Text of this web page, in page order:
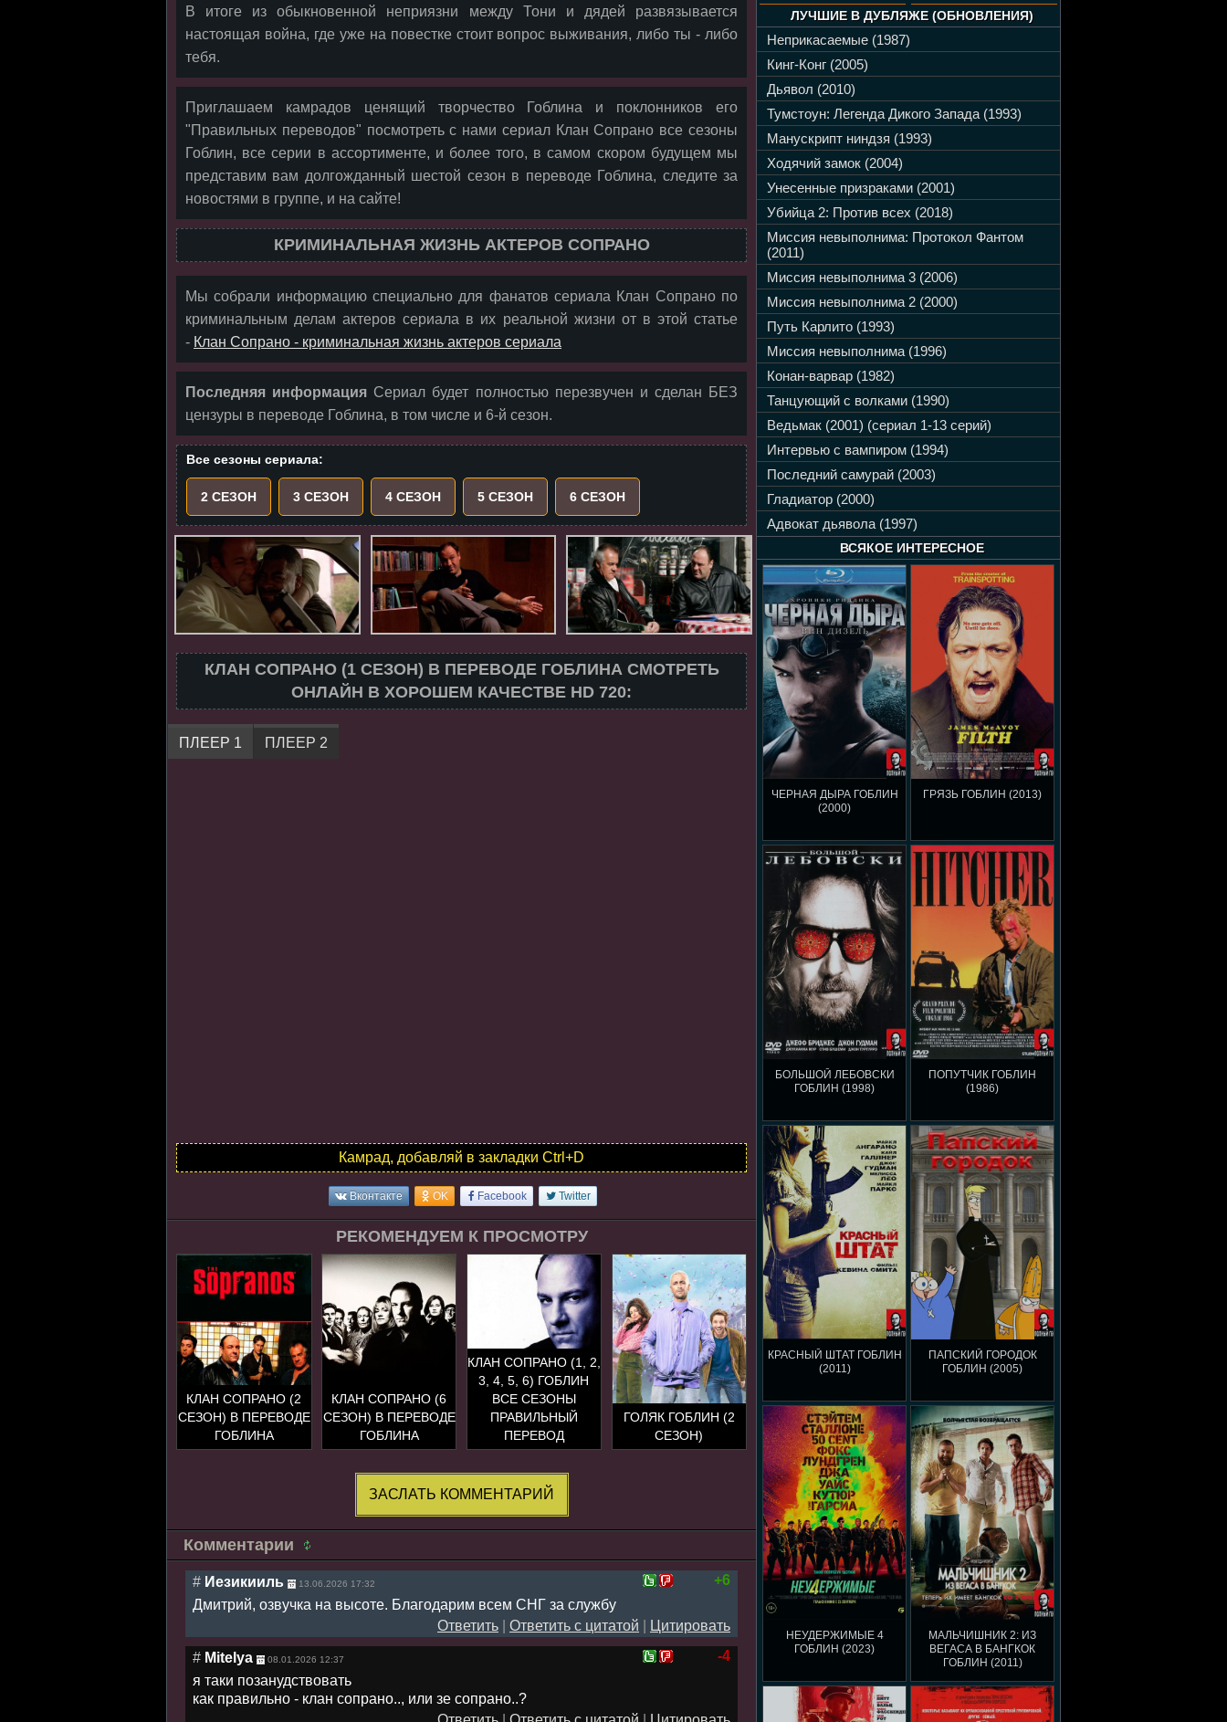
ЛУЧШИЕ В ДУБЛЯЖЕ (ОБНОВЛЕНИЯ)
Неприкасаемые (1987)
Кинг-Конг (2005)
Дьявол (2010)
Тумстоун: Легенда Дикого Запада (1993)
Манускрипт ниндзя (1993)
Ходячий замок (2004)
Унесенные призраками (2001)
Убийца 2: Против всех (2018)
Миссия невыполнима: Протокол Фантом
(2011)
Миссия невыполнима 3 (2006)
Миссия невыполнима 2 (2000)
Путь Карлито (1993)
Миссия невыполнима (1996)
Конан-варвар (1982)
Танцующий с волками (1990)
Ведьмак (2001) (сериал 1-13 серий)
Интервью с вампиром (1994)
Последний самурай (2003)
Гладиатор (2000)
Адвокат дьявола (1997)
ВСЯКОЕ ИНТЕРЕСНОЕ
ЧЕРНАЯ ДЫРА ГОБЛИН
(2000)
ГРЯЗЬ ГОБЛИН (2013)
БОЛЬШОЙ ЛЕБОВСКИ
ГОБЛИН (1998)
ПОПУТЧИК ГОБЛИН
(1986)
КРАСНЫЙ ШТАТ ГОБЛИН
(2011)
ПАПСКИЙ ГОРОДОК
ГОБЛИН (2005)
НЕУДЕРЖИМЫЕ 4
ГОБЛИН (2023)
МАЛЬЧИШНИК 2: ИЗ
ВЕГАСА В БАНГКОК
ГОБЛИН (2011)
В итоге из обыкновенной неприязни между Тони и дядей развязывается
настоящая война, где уже на повестке стоит вопрос выживания, либо ты - либо
тебя.
Приглашаем камрадов ценящий творчество Гоблина и поклонников его
"Правильных переводов" посмотреть с нами сериал Клан Сопрано все сезоны
Гоблин, все серии в ассортименте, и более того, в самом скором будущем мы
представим вам долгожданный шестой сезон в переводе Гоблина, следите за
новостями в группе, и на сайте!
КРИМИНАЛЬНАЯ ЖИЗНЬ АКТЕРОВ СОПРАНО
Мы собрали информацию специально для фанатов сериала Клан Сопрано по
криминальным делам актеров сериала в их реальной жизни от в этой статье
- Клан Сопрано - криминальная жизнь актеров сериала
Последняя информация Сериал будет полностью перезвучен и сделан БЕЗ
цензуры в переводе Гоблина, в том числе и 6-й сезон.
Все сезоны сериала:
2 СЕЗОН 3 СЕЗОН 4 СЕЗОН 5 СЕЗОН 6 СЕЗОН
КЛАН СОПРАНО (1 СЕЗОН) В ПЕРЕВОДЕ ГОБЛИНА СМОТРЕТЬ
ОНЛАЙН В ХОРОШЕМ КАЧЕСТВЕ HD 720:
ПЛЕЕР 1 ПЛЕЕР 2
Камрад, добавляй в закладки Ctrl+D
Вконтакте OK Facebook Twitter
РЕКОМЕНДУЕМ К ПРОСМОТРУ
КЛАН СОПРАНО (2
СЕЗОН) В ПЕРЕВОДЕ
ГОБЛИНА
КЛАН СОПРАНО (6
СЕЗОН) В ПЕРЕВОДЕ
ГОБЛИНА
КЛАН СОПРАНО (1, 2,
3, 4, 5, 6) ГОБЛИН
ВСЕ СЕЗОНЫ
ПРАВИЛЬНЫЙ
ПЕРЕВОД
ГОЛЯК ГОБЛИН (2
СЕЗОН)
ЗАСЛАТЬ КОММЕНТАРИЙ
Комментарии
+6
# Иезикииль 13.06.2026 17:32
Дмитрий, озвучка на высоте. Благодарим всем СНГ за службу
Ответить
Ответить с цитатой
Цитировать
-4
# Mitelya 08.01.2026 12:37
я таки позанудствовать
как правильно - клан сопрано.., или зе сопрано..?